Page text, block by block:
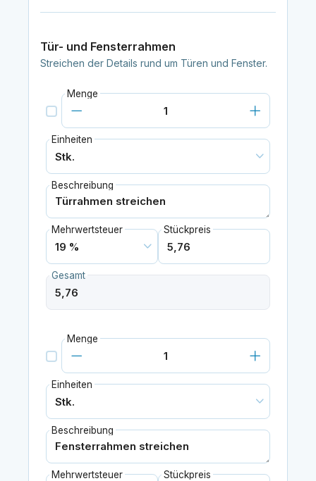
Tür- und Fensterrahmen
Streichen der Details rund um Türen und Fenster.
Menge
Einheiten
Beschreibung
Mehrwertsteuer Stückpreis
Gesamt
Menge
Einheiten
Beschreibung
Mehrwertsteuer Stückpreis